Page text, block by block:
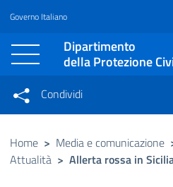
Vai al contenuto principale
Raggiungi il piè di pagina
Governo Italiano
Dipartimento
della Protezione
Condividi su
Condividi su
Condividi su
Condividi
Condividi sui social network
Home > Media e comunicazione
Attualità > Allerta rossa in